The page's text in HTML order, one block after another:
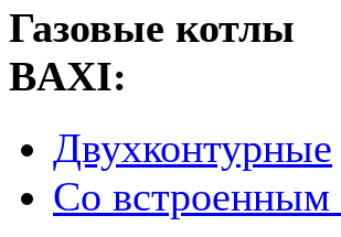
Газовые котлы
BAXI:
Двухконтурные
Со встроенным